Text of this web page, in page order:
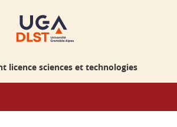
licence sciences et technologies